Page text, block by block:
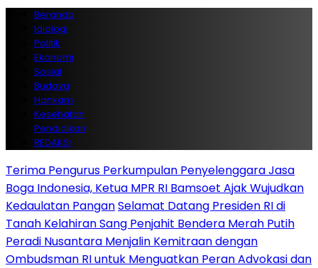
Beranda
Idiologi
Politik
Ekonomi
Sosial
Budaya
Hankam
Kesehatan
Pendidikan
REDAKSI
Terima Pengurus Perkumpulan Penyelenggara Jasa
Boga Indonesia, Ketua MPR RI Bamsoet Ajak Wujudkan
Kedaulatan PanganSelamat Datang Presiden RI di
Tanah Kelahiran Sang Penjahit Bendera Merah Putih
Peradi Nusantara Menjalin Kemitraan dengan
Ombudsman RI untuk Menguatkan Peran Advokasi dan